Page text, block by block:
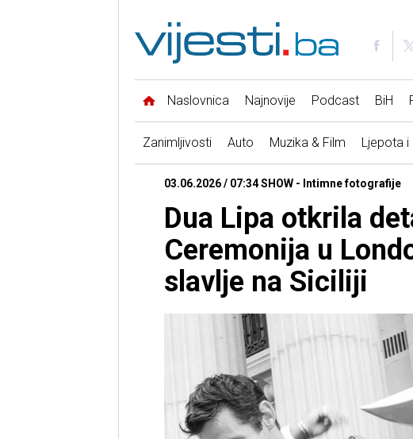
Naslovnica Najnovije Podcast BiH
Zanimljivosti Auto Muzika & Film Ljepota i
03.06.2026 / 07:34 SHOW - Intimne fotografije
Dua Lipa otkrila
Ceremonija u
slavlje na Siciliji